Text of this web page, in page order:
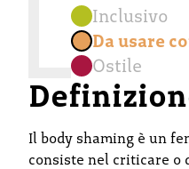
Inclusivo
Da usare
Ostile
Il body shaming è un
consiste nel criticare o